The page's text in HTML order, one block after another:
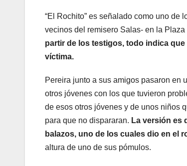
“El Rochito” es señalado como uno de
vecinos del remisero Salas- en la
partir de los testigos, todo indica
víctima.
Pereira junto a sus amigos pasaron en
otros jóvenes con los que tuvieron
de esos otros jóvenes y de unos niños
para que no dispararan. La versión es
balazos, uno de los cuales dio en el
altura de uno de sus pómulos.